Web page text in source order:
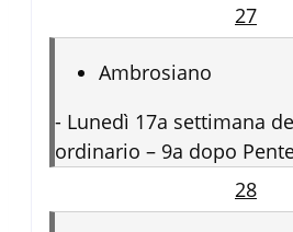
27
Ambrosiano
- Lunedì 17a settimana
ordinario – 9a dopo
28